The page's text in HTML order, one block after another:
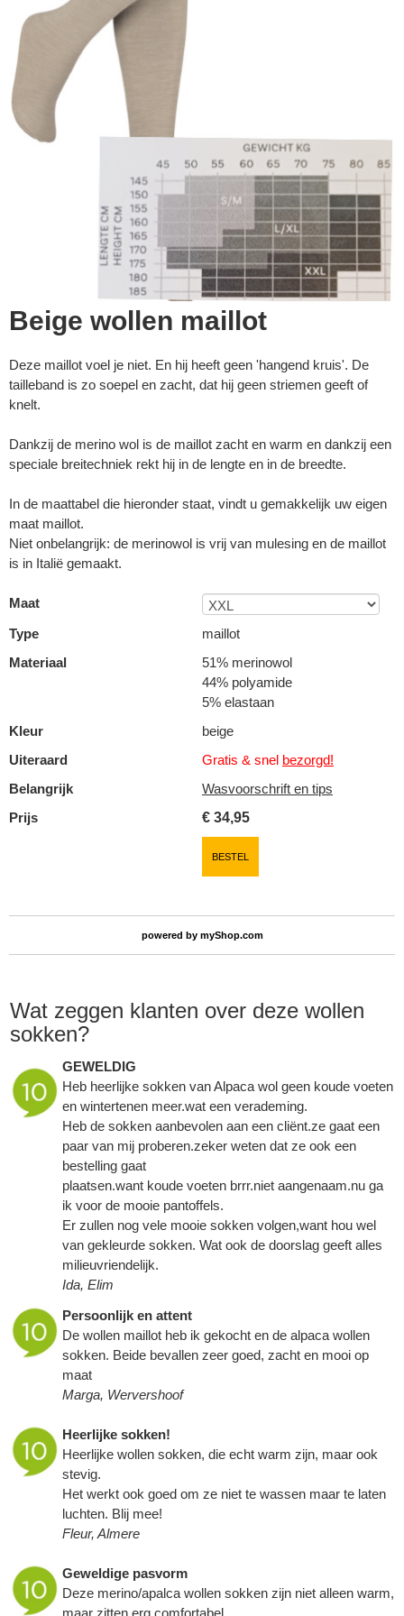
Beige wollen maillot
Deze maillot voel je niet. En hij heeft geen 'hangend kruis'. De
tailleband is zo soepel en zacht, dat hij geen striemen geeft of
knelt.
Dankzij de merino wol is de maillot zacht en warm en dankzij een
speciale breitechniek rekt hij in de lengte en in de breedte.
In de maattabel die hieronder staat, vindt u gemakkelijk uw eigen
maat maillot.
Niet onbelangrijk: de merinowol is vrij van mulesing en de maillot
is in Italië gemaakt.
Maat
Type
maillot
Materiaal
51% merinowol
44% polyamide
5% elastaan
Kleur
beige
Uiteraard
Gratis & snel bezorgd!
Belangrijk
Wasvoorschrift en tips
Prijs
€ 34,95
BESTEL
powered by myShop.com
Wat zeggen klanten over deze wollen
sokken?
GEWELDIG
Heb heerlijke sokken van Alpaca wol geen koude voeten
en wintertenen meer.wat een verademing.
Heb de sokken aanbevolen aan een cliënt.ze gaat een
paar van mij proberen.zeker weten dat ze ook een
bestelling gaat
plaatsen.want koude voeten brrr.niet aangenaam.nu ga
ik voor de mooie pantoffels.
Er zullen nog vele mooie sokken volgen,want hou wel
van gekleurde sokken. Wat ook de doorslag geeft alles
milieuvriendelijk.
Ida, Elim
Persoonlijk en attent
De wollen maillot heb ik gekocht en de alpaca wollen
sokken. Beide bevallen zeer goed, zacht en mooi op
maat
Marga, Wervershoof
Heerlijke sokken!
Heerlijke wollen sokken, die echt warm zijn, maar ook
stevig.
Het werkt ook goed om ze niet te wassen maar te laten
luchten. Blij mee!
Fleur, Almere
Geweldige pasvorm
Deze merino/apalca wollen sokken zijn niet alleen warm,
maar zitten erg comfortabel